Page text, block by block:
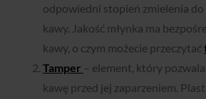
odpowiedni stopień zmielenia
kawy. Jakość młynka ma
kawy, o czym możecie przeczytać
Tamper – element, który
kawę przed jej zaparzeniem.